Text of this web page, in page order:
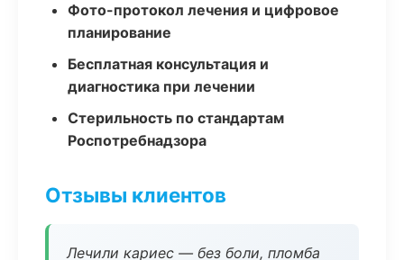
Фото-протокол лечения и цифровое
планирование
Бесплатная консультация и
диагностика при лечении
Стерильность по стандартам
Роспотребнадзора
Отзывы клиентов
Лечили кариес — без боли, пломба